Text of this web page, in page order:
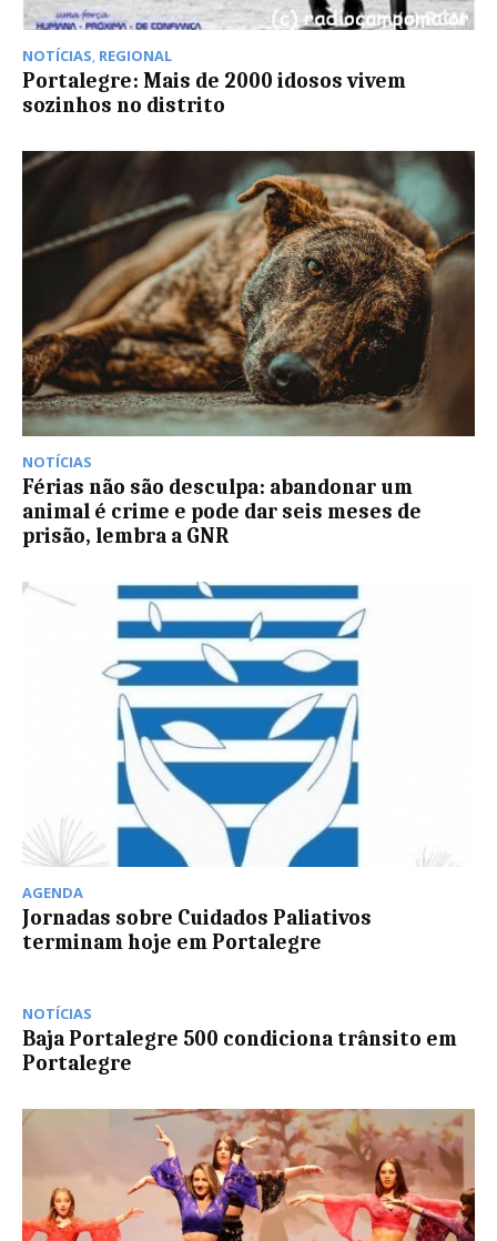
NOTÍCIAS REGIONAL
Portalegre: Mais de 2000 idosos vivem
sozinhos no distrito
NOTÍCIAS
Férias não são desculpa: abandonar um
animal é crime e pode dar seis meses de
prisão, lembra a GNR
AGENDA
Jornadas sobre Cuidados Paliativos
terminam hoje em Portalegre
NOTÍCIAS
Baja Portalegre 500 condiciona trânsito em
Portalegre